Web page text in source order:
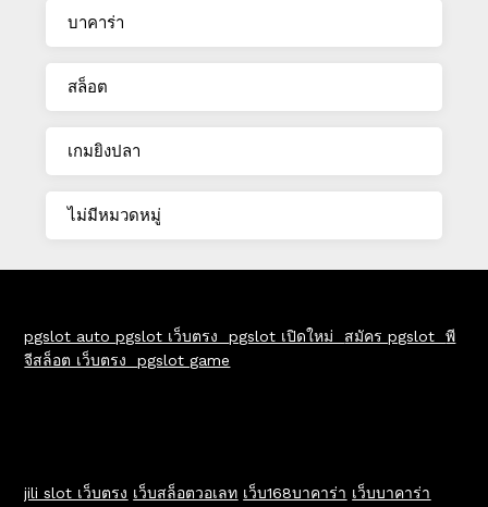
บาคาร่า
สล็อต
เกมยิงปลา
ไม่มีหมวดหมู่
pgslot autopgslot เว็บตรงpgslot เปิดใหม่ สมัคร pgslotพี
จีสล็อต เว็บตรงpgslot game
jili slot เว็บตรง เว็บสล็อตวอเลท เว็บ168บาคาร่า เว็บบาคาร่า